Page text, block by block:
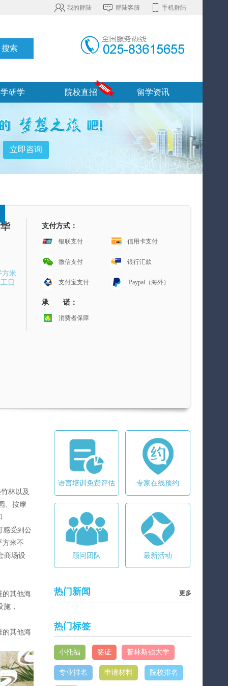
我的群陆 群陆客服 手机群陆
研学 院校直招 留学资讯
方米
日
支付方式：
银联支付 信用卡支付
微信支付 银行汇款
支付宝支付 Paypal（海外）
承 诺：
消费者保障
林以及
、按摩
感受到公
方米不
商场设
的其他海
，
的其他海
语言培训免费评估 专家在线预约
顾问团队 最新活动
热门新闻 更多
热门标签
小托福 签证 普林斯顿大学
专业排名 申请材料 院校排名